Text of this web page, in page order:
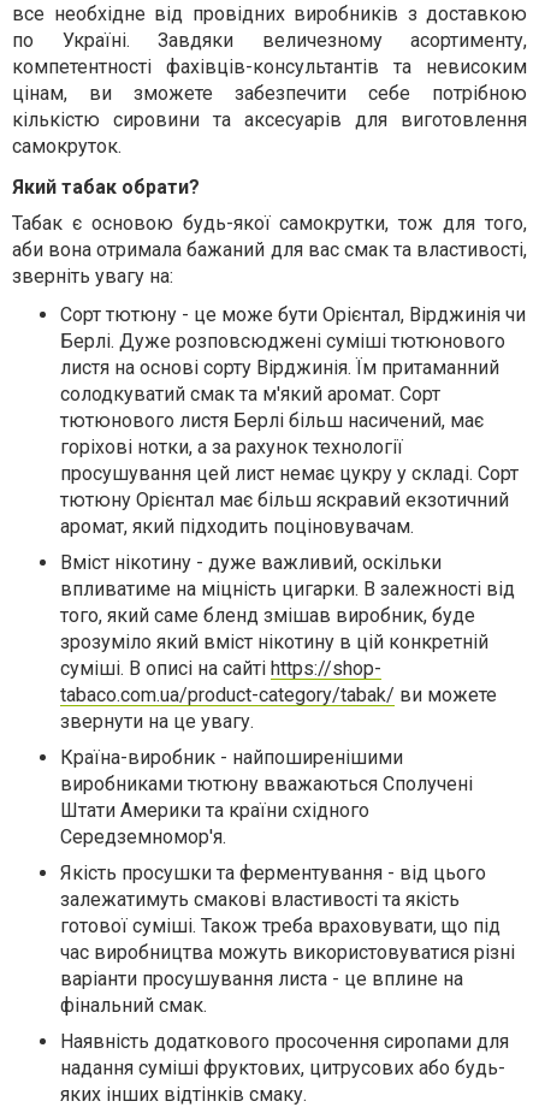
все необхідне від провідних виробників з доставкою
по Україні. Завдяки величезному асортименту,
компетентності фахівців-консультантів та невисоким
цінам, ви зможете забезпечити себе потрібною
кількістю сировини та аксесуарів для виготовлення
самокруток.
Який табак обрати?
Табак є основою будь-якої самокрутки, тож для того,
аби вона отримала бажаний для вас смак та властивості,
зверніть увагу на:
Сорт тютюну - це може бути Орієнтал, Вірджинія чи
Берлі. Дуже розповсюджені суміші тютюнового
листя на основі сорту Вірджинія. Їм притаманний
солодкуватий смак та м'який аромат. Сорт
тютюнового листя Берлі більш насичений, має
горіхові нотки, а за рахунок технології
просушування цей лист немає цукру у складі. Сорт
тютюну Орієнтал має більш яскравий екзотичний
аромат, який підходить поціновувачам.
Вміст нікотину - дуже важливий, оскільки
впливатиме на міцність цигарки. В залежності від
того, який саме бленд змішав виробник, буде
зрозуміло який вміст нікотину в цій конкретній
суміші. В описі на сайті https://shop-
tabaco.com.ua/product-category/tabak/ ви можете
звернути на це увагу.
Країна-виробник - найпоширенішими
виробниками тютюну вважаються Сполучені
Штати Америки та країни східного
Середземномор'я.
Якість просушки та ферментування - від цього
залежатимуть смакові властивості та якість
готової суміші. Також треба враховувати, що під
час виробництва можуть використовуватися різні
варіанти просушування листа - це вплине на
фінальний смак.
Наявність додаткового просочення сиропами для
надання суміші фруктових, цитрусових або будь-
яких інших відтінків смаку.